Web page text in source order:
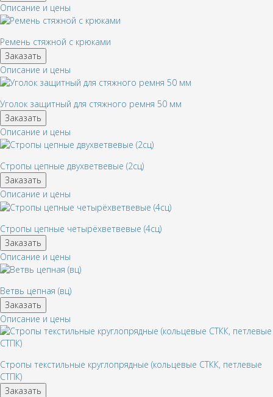
Описание и цены
Ремень стяжной с крюками
Заказать
Описание и цены
Уголок защитный для стяжного ремня 50 мм
Заказать
Описание и цены
Стропы цепные двухветвевые (2сц)
Заказать
Описание и цены
Стропы цепные четырёхветвевые (4сц)
Заказать
Описание и цены
Ветвь цепная (вц)
Заказать
Описание и цены
Стропы текстильные круглопрядные (кольцевые СТКК, петлевые
СТПК)
Заказать